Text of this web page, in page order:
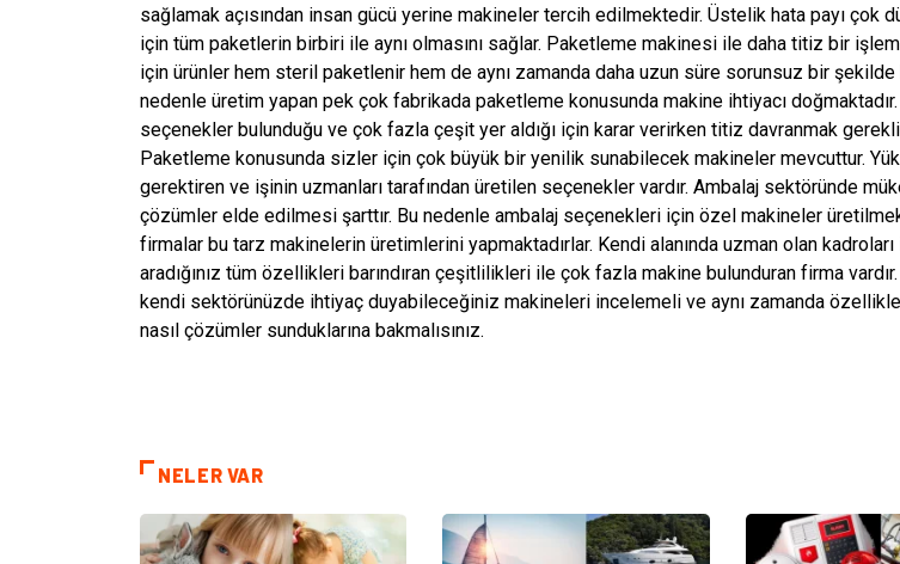
sağlamak açısından insan gücü yerine makineler tercih edilmektedir. Üstelik hata payı çok
için tüm paketlerin birbiri ile aynı olmasını sağlar. Paketleme makinesi ile daha titiz bir işlem
için ürünler hem steril paketlenir hem de aynı zamanda daha uzun süre sorunsuz bir şekilde
nedenle üretim yapan pek çok fabrikada paketleme konusunda makine ihtiyacı doğmaktadır.
seçenekler bulunduğu ve çok fazla çeşit yer aldığı için karar verirken titiz davranmak
Paketleme konusunda sizler için çok büyük bir yenilik sunabilecek makineler mevcuttur.
gerektiren ve işinin uzmanları tarafından üretilen seçenekler vardır. Ambalaj sektöründe
çözümler elde edilmesi şarttır. Bu nedenle ambalaj seçenekleri için özel makineler
firmalar bu tarz makinelerin üretimlerini yapmaktadırlar. Kendi alanında uzman olan
aradığınız tüm özellikleri barındıran çeşitlilikleri ile çok fazla makine bulunduran firma
kendi sektörünüzde ihtiyaç duyabileceğiniz makineleri incelemeli ve aynı zamanda
nasıl çözümler sunduklarına bakmalısınız.
NELER VAR